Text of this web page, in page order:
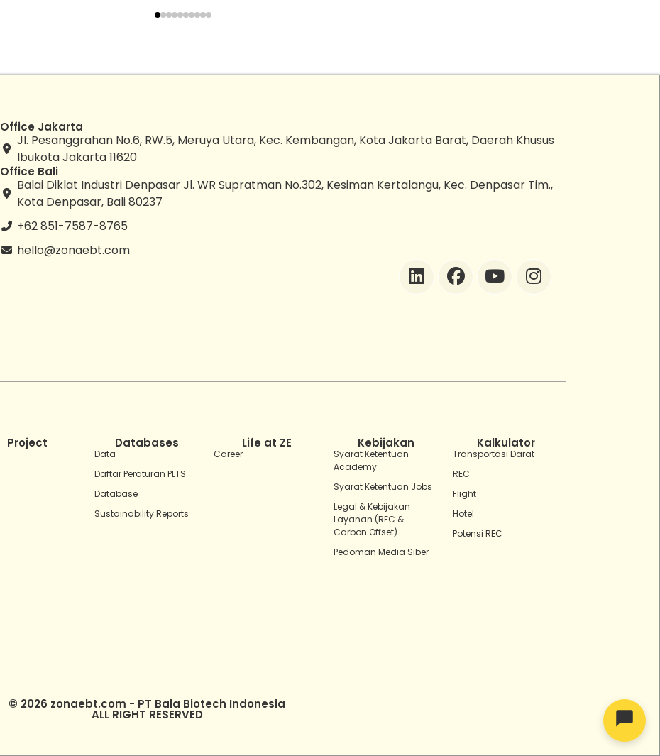
Office Jakarta
Jl. Pesanggrahan No.6, RW.5, Meruya Utara, Kec. Kembangan, Kota Jakarta Barat, Daerah Khusus
Ibukota Jakarta 11620
Office Bali
Balai Diklat Industri Denpasar Jl. WR Supratman No.302, Kesiman Kertalangu, Kec. Denpasar Tim.,
Kota Denpasar, Bali 80237
+62 851-7587-8765
hello@zonaebt.com
Project Databases
Data
Daftar Peraturan PLTS
Database
Sustainability Reports
Life at ZE
Career
Kebijakan
Syarat Ketentuan
Academy
Syarat Ketentuan Jobs
Legal & Kebijakan
Layanan (REC &
Carbon Offset)
Pedoman Media Siber
Kalkulator
Transportasi Darat
REC
Flight
Hotel
Potensi REC
© 2026 zonaebt.com - PT Bala Biotech Indonesia
ALL RIGHT RESERVED